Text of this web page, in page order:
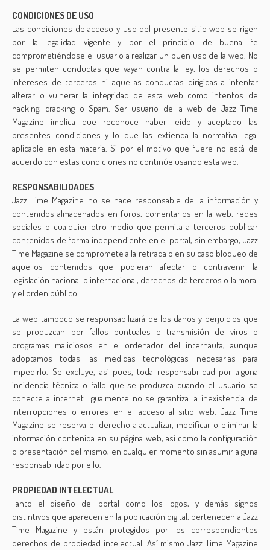
CONDICIONES DE USO
Las condiciones de acceso y uso del presente sitio web se rigen
por la legalidad vigente y por el principio de buena fe
comprometiéndose el usuario a realizar un buen uso de la web. No
se permiten conductas que vayan contra la ley, los derechos o
intereses de terceros ni aquellas conductas dirigidas a intentar
alterar o vulnerar la integridad de esta web como intentos de
hacking, cracking o Spam. Ser usuario de la web de Jazz Time
Magazine implica que reconoce haber leído y aceptado las
presentes condiciones y lo que las extienda la normativa legal
aplicable en esta materia. Si por el motivo que fuere no está de
acuerdo con estas condiciones no continúe usando esta web.
RESPONSABILIDADES
Jazz Time Magazine no se hace responsable de la información y
contenidos almacenados en foros, comentarios en la web, redes
sociales o cualquier otro medio que permita a terceros publicar
contenidos de forma independiente en el portal, sin embargo, Jazz
Time Magazine se compromete a la retirada o en su caso bloqueo de
aquellos contenidos que pudieran afectar o contravenir la
legislación nacional o internacional, derechos de terceros o la moral
y el orden público.
La web tampoco se responsabilizará de los daños y perjuicios que
se produzcan por fallos puntuales o transmisión de virus o
programas maliciosos en el ordenador del internauta, aunque
adoptamos todas las medidas tecnológicas necesarias para
impedirlo. Se excluye, así pues, toda responsabilidad por alguna
incidencia técnica o fallo que se produzca cuando el usuario se
conecte a internet. Igualmente no se garantiza la inexistencia de
interrupciones o errores en el acceso al sitio web. Jazz Time
Magazine se reserva el derecho a actualizar, modificar o eliminar la
información contenida en su página web, así como la configuración
o presentación del mismo, en cualquier momento sin asumir alguna
responsabilidad por ello.
PROPIEDAD INTELECTUAL
Tanto el diseño del portal como los logos, y demás signos
distintivos que aparecen en la publicación digital, pertenecen a Jazz
Time Magazine y están protegidos por los correspondientes
derechos de propiedad intelectual. Así mismo Jazz Time Magazine